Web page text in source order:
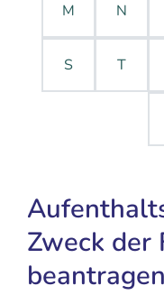
M N
S T
Zweck der
beantragen